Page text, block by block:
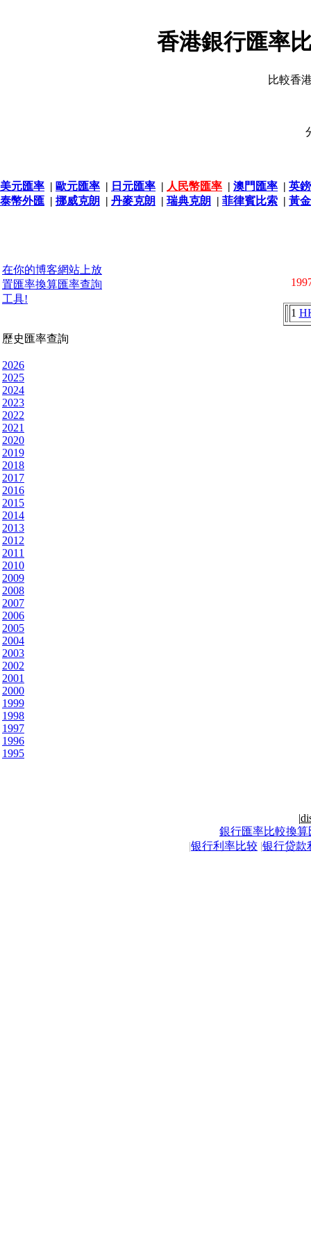
香港銀行匯率
比較香
美元匯率 | 歐元匯率 | 日元匯率 | 人民幣匯率 | 澳門匯率 | 英
泰幣外匯 | 挪威克朗 | 丹麥克朗 | 瑞典克朗 | 菲律賓比索 | 黃
在你的博客網站上放
置匯率換算匯率查詢
工具!
歷史匯率查詢
2026
2025
2024
2023
2022
2021
2020
2019
2018
2017
2016
2015
2014
2013
2012
2011
2010
2009
2008
2007
2006
2005
2004
2003
2002
2001
2000
1999
1998
1997
1996
1995
1
|
銀行匯率比較換算
|银行利率比较 |银行贷款